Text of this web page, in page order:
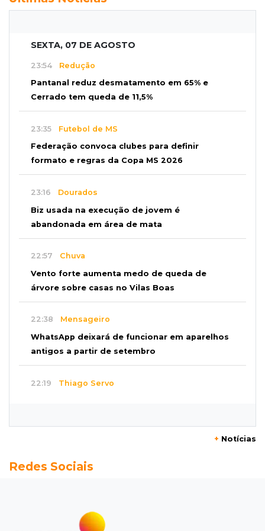
SEXTA, 07 DE AGOSTO
23:54 Redução
Pantanal reduz desmatamento em 65% e
Cerrado tem queda de 11,5%
23:35 Futebol de MS
Federação convoca clubes para definir
formato e regras da Copa MS 2026
23:16 Dourados
Biz usada na execução de jovem é
abandonada em área de mata
22:57 Chuva
Vento forte aumenta medo de queda de
árvore sobre casas no Vilas Boas
22:38 Mensageiro
WhatsApp deixará de funcionar em aparelhos
antigos a partir de setembro
22:19 Thiago Servo
Semana vai começar com 909 novas
Flagrante
Motorista atinge carro parado, perde
+ Notícias
Redes Sociais